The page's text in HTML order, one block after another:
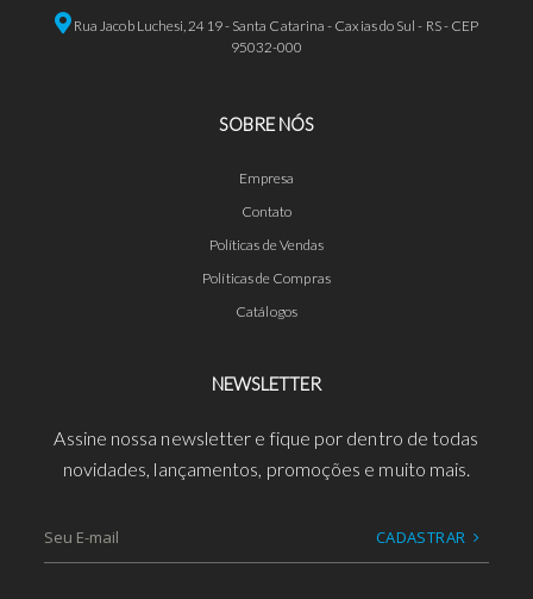
Rua Jacob Luchesi, 2419 - Santa Catarina - Caxias do Sul - RS - CEP
95032-000
SOBRE NÓS
Empresa
Contato
Políticas de Vendas
Políticas de Compras
Catálogos
NEWSLETTER
Assine nossa newsletter e fique por dentro de todas
novidades, lançamentos, promoções e muito mais.
CADASTRAR